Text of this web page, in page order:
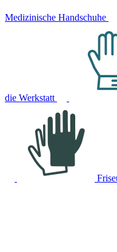
Medizinische Handschuhe
die Werkstatt